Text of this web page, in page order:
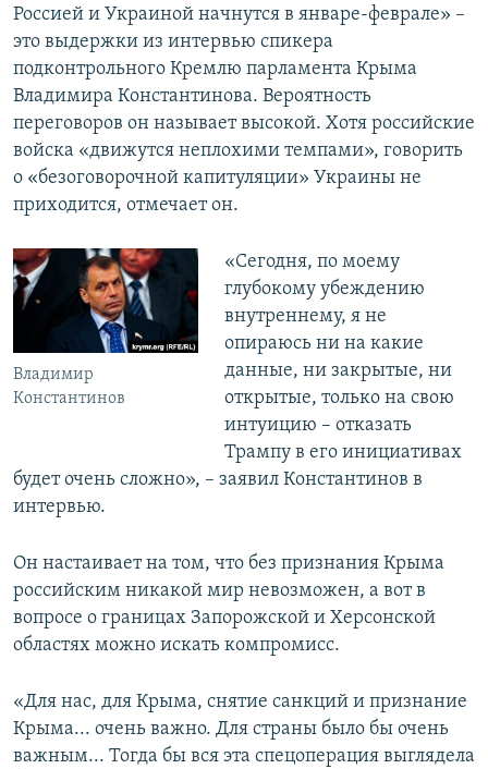
Россией и Украиной начнутся в январе-феврале» –
это выдержки из интервью спикера
подконтрольного Кремлю парламента Крыма
Владимира Константинова. Вероятность
переговоров он называет высокой. Хотя российские
войска «движутся неплохими темпами», говорить
о «безоговорочной капитуляции» Украины не
приходится, отмечает он.
Владимир
Константинов
«Сегодня, по моему
глубокому убеждению
внутреннему, я не
опираюсь ни на какие
данные, ни закрытые, ни
открытые, только на свою
интуицию – отказать
Трампу в его инициативах
будет очень сложно», – заявил Константинов в
интервью.
Он настаивает на том, что без признания Крыма
российским никакой мир невозможен, а вот в
вопросе о границах Запорожской и Херсонской
областях можно искать компромисс.
«Для нас, для Крыма, снятие санкций и признание
Крыма... очень важно. Для страны было бы очень
важным... Тогда бы вся эта спецоперация выглядела